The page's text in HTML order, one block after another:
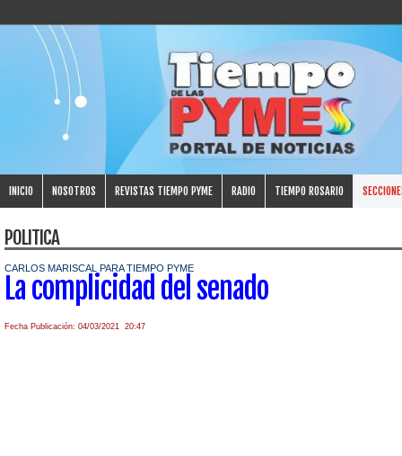
INICIO NOSOTROS REVISTAS TIEMPO PYME RADIO TIEMPO ROSARIO
POLITICA
CARLOS MARISCAL PARA TIEMPO PYME
La complicidad del senado
Fecha Publicación: 04/03/2021 20:47